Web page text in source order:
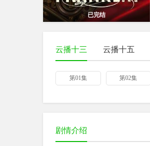
已完结
云播十三 云播十五
第01集 第02集
剧情介绍